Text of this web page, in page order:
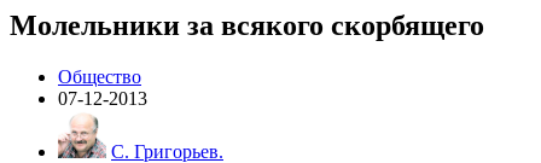
Молельники за всякого скорбящего
Общество
07-12-2013
С. Григорьев.